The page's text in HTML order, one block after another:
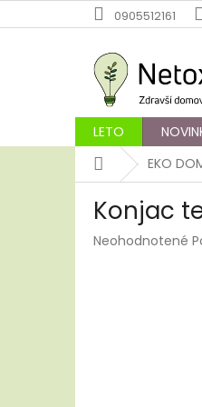
na
0905512161
LETO
DomovEKO
Konjac
Priemerné
Neohodnotené